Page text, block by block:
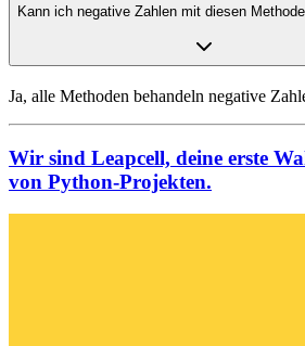
Kann ich negative Zahlen mit diesen
Ja, alle Methoden behandeln negative
Wir sind Leapcell, deine erste
von Python-Projekten.